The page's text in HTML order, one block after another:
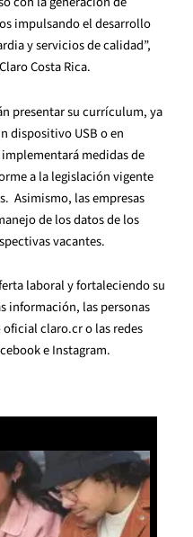
impulsando el desarrollo
y servicios de calidad”,
Costa Rica.
presentar su currículum, ya
dispositivo USB o en
medidas de
a la legislación vigente
Asimismo, las empresas
de los datos de los
vacantes.
laboral y fortaleciendo su
información, las personas
claro.cr o las redes
e Instagram.